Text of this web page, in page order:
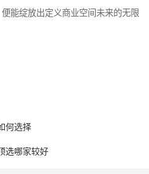
能绽放出定义商业空间未来的无限
何选择
选哪家较好